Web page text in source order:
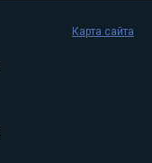
Карта сайта